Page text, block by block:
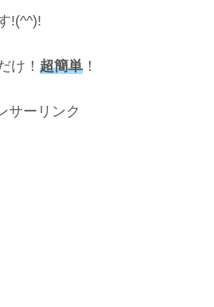
!(^^)!
け！ 超簡単 ！
サーリンク